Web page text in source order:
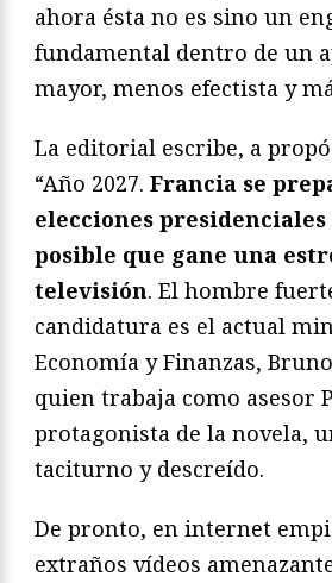
ahora ésta no es sino un
fundamental dentro de un
mayor, menos efectista y
La editorial escribe, a
“Año 2027. Francia se
elecciones presidenciales
posible que gane una
televisión. El hombre
candidatura es el actual
Economía y Finanzas,
quien trabaja como asesor
protagonista de la novela,
taciturno y descreído.
De pronto, en internet
extraños vídeos